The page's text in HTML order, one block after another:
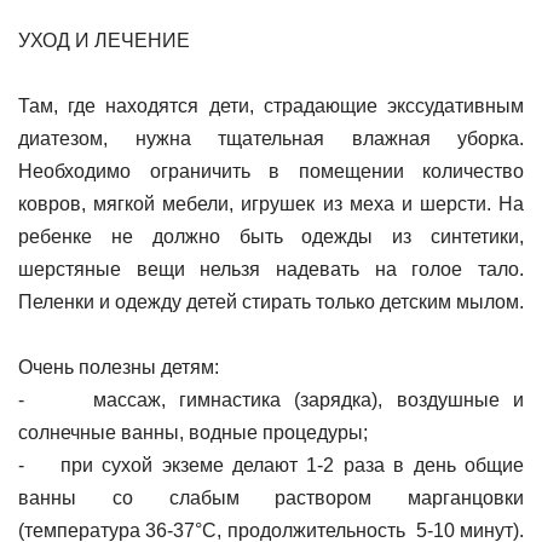
УХОД И ЛЕЧЕНИЕ
Там, где находятся дети, страдающие экссудативным
диатезом, нужна тщательная влажная уборка.
Необходимо ограничить в помещении количество
ковров, мягкой мебели, игрушек из меха и шерсти. На
ребенке не должно быть одежды из синтетики,
шерстяные вещи нельзя надевать на голое тало.
Пеленки и одежду детей стирать только детским мылом.
Очень полезны детям:
- массаж, гимнастика (зарядка), воздушные и
солнечные ванны, водные процедуры;
- при сухой экземе делают 1-2 раза в день общие
ванны со слабым раствором марганцовки
(температура 36-37°С, продолжительность 5-10 минут).